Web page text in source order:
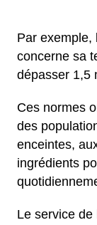
Par exemple,
concerne sa
dépasser 1,5
Ces normes
des
enceintes,
ingrédients
Le service